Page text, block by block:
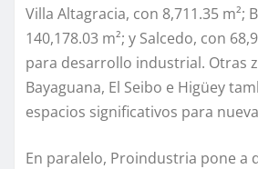
Villa Altagracia, con 8,711.35 m²;
140,178.03 m²; y Salcedo, con
para desarrollo industrial. Otras
Bayaguana, El Seibo e Higüey
espacios significativos para
En paralelo, Proindustria pone a